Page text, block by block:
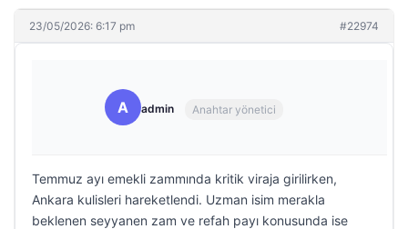
23/05/2026: 6:17 pm #22974
A admin Anahtar yönetici
Temmuz ayı emekli zammında kritik viraja girilirken,
Ankara kulisleri hareketlendi. Uzman isim merakla
beklenen seyyanen zam ve refah payı konusunda ise